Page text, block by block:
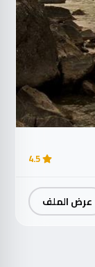
4.5
عرض الملف